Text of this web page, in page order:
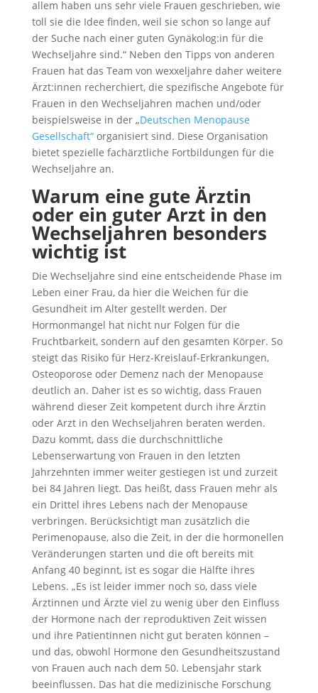
allem haben uns sehr viele Frauen geschrieben, wie
toll sie die Idee finden, weil sie schon so lange auf
der Suche nach einer guten Gynäkolog:in für die
Wechseljahre sind.“ Neben den Tipps von anderen
Frauen hat das Team von wexxeljahre daher weitere
Ärzt:innen recherchiert, die spezifische Angebote für
Frauen in den Wechseljahren machen und/oder
beispielsweise in der „Deutschen Menopause
Gesellschaft“organisiert sind. Diese Organisation
bietet spezielle fachärztliche Fortbildungen für die
Wechseljahre an.
Warum eine gute Ärztin
oder ein guter Arzt in den
Wechseljahren besonders
wichtig ist
Die Wechseljahre sind eine entscheidende Phase im
Leben einer Frau, da hier die Weichen für die
Gesundheit im Alter gestellt werden. Der
Hormonmangel hat nicht nur Folgen für die
Fruchtbarkeit, sondern auf den gesamten Körper. So
steigt das Risiko für Herz-Kreislauf-Erkrankungen,
Osteoporose oder Demenz nach der Menopause
deutlich an. Daher ist es so wichtig, dass Frauen
während dieser Zeit kompetent durch ihre Ärztin
oder Arzt in den Wechseljahren beraten werden.
Dazu kommt, dass die durchschnittliche
Lebenserwartung von Frauen in den letzten
Jahrzehnten immer weiter gestiegen ist und zurzeit
bei 84 Jahren liegt. Das heißt, dass Frauen mehr als
ein Drittel ihres Lebens nach der Menopause
verbringen. Berücksichtigt man zusätzlich die
Perimenopause, also die Zeit, in der die hormonellen
Veränderungen starten und die oft bereits mit
Anfang 40 beginnt, ist es sogar die Hälfte ihres
Lebens. „Es ist leider immer noch so, dass viele
Ärztinnen und Ärzte viel zu wenig über den Einfluss
der Hormone nach der reproduktiven Zeit wissen
und ihre Patientinnen nicht gut beraten können –
und das, obwohl Hormone den Gesundheitszustand
von Frauen auch nach dem 50. Lebensjahr stark
beeinflussen. Das hat die medizinische Forschung